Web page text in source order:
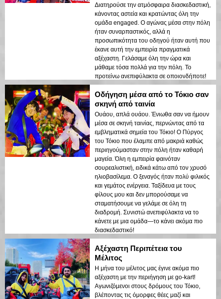
Διατηρούσε την ατμόσφαιρα διασκεδαστική,
κάνοντας αστεία και κρατώντας όλη την
ομάδα engaged. Ο αγώνας μέσα στην πόλη
ήταν συναρπαστικός, αλλά η
προσωπικότητα του οδηγού ήταν αυτή που
έκανε αυτή την εμπειρία πραγματικά
αξέχαστη. Γελάσαμε όλη την ώρα και
μάθαμε τόσα πολλά για την πόλη. Το
προτείνω ανεπιφύλακτα σε οποιονδήποτε!
Οδήγηση μέσα από το Τόκιο σαν
σκηνή από ταινία
Ουάου, απλά ουάου. Ένιωθα σαν να ήμουν
μέσα σε σκηνή ταινίας, περνώντας από τα
εμβληματικά σημεία του Τόκιο! Ο Πύργος
του Τόκιο που έλαμπε από μακριά καθώς
περιηγούμασταν στην πόλη ήταν καθαρή
μαγεία. Όλη η εμπειρία φαινόταν
σουρεαλιστική, ειδικά κάτω από τον χρυσό
ηλιοβασίλεμα. Ο ξεναγός ήταν πολύ φιλικός
και γεμάτος ενέργεια. Ταξίδευα με τους
φίλους μου και δεν μπορούσαμε να
σταματήσουμε να γελάμε σε όλη τη
διαδρομή. Συνιστώ ανεπιφύλακτα να το
κάνετε με μια ομάδα—το κάνει ακόμα πιο
διασκεδαστικό!
Αξέχαστη Περιπέτεια του
Μέλιτος
Η μήνα του μέλιτος μας έγινε ακόμα πιο
αξέχαστη με την περιήγηση με go-kart!
Αγωνιζόμενοι στους δρόμους του Τόκιο,
βλέποντας τις όμορφες θέες μαζί και